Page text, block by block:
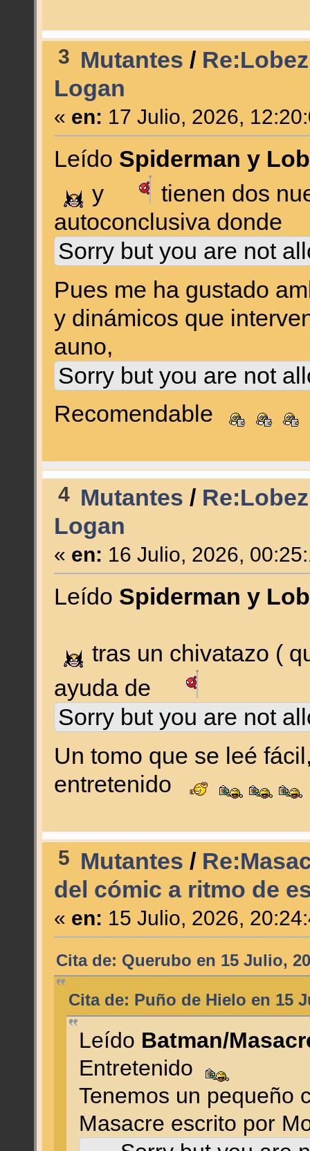
3 Mutantes /
Logan
« en: 17 Julio, 2026,
Leído Spiderman y
y
tienen dos
autoconclusiva donde
Sorry but you are not
Pues me ha gustado
y dinámicos que
auno,
Sorry but you are not
Recomendable
4 Mutantes /
Logan
« en: 16 Julio, 2026,
Leído Spiderman y
tras un chivatazo (
ayuda de
Sorry but you are not
Un tomo que se leé
entretenido
5 Mutantes /
del cómic a ritmo de
« en: 15 Julio, 2026,
Cita de: Querubo en 15 Julio,
Cita de: Puño de Hielo en 15
Leído Batman/
Entretenido
Tenemos un pequeño
Masacre escrito por